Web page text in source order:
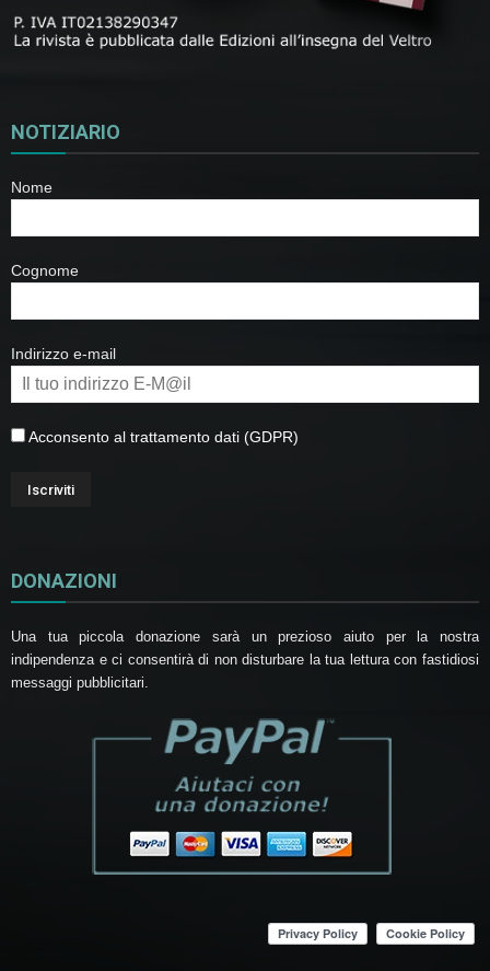
NOTIZIARIO
Nome
Cognome
Indirizzo e-mail
Acconsento al trattamento dati (GDPR)
DONAZIONI
Una tua piccola donazione sarà un prezioso aiuto per la nostra
indipendenza e ci consentirà di non disturbare la tua lettura con fastidiosi
messaggi pubblicitari.